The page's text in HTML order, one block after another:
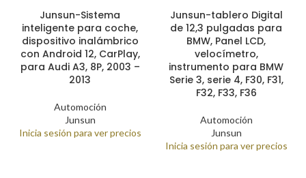
Junsun-Sistema
inteligente para coche,
dispositivo inalámbrico
con Android 12, CarPlay,
para Audi A3, 8P, 2003 –
2013
Automoción
Junsun
Inicia sesión para ver precios
Junsun-tablero Digital
de 12,3 pulgadas para
BMW, Panel LCD,
velocímetro,
instrumento para BMW
Serie 3, serie 4, F30, F31,
F32, F33, F36
Automoción
Junsun
Inicia sesión para ver precios